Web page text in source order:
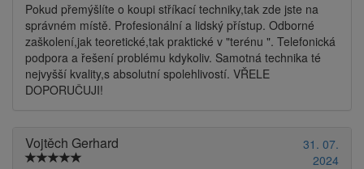
Pokud přemýšlíte o koupi stříkací techniky,tak zde jste na
správném místě. Profesionální a lidský přístup. Odborné
zaškolení,jak teoretické,tak praktické v "terénu ". Telefonická
podpora a řešení problému kdykoliv. Samotná technika té
nejvyšší kvality,s absolutní spolehlivostí. VŘELE
DOPORUČUJI!
Vojtěch Gerhard
31. 07.
2024